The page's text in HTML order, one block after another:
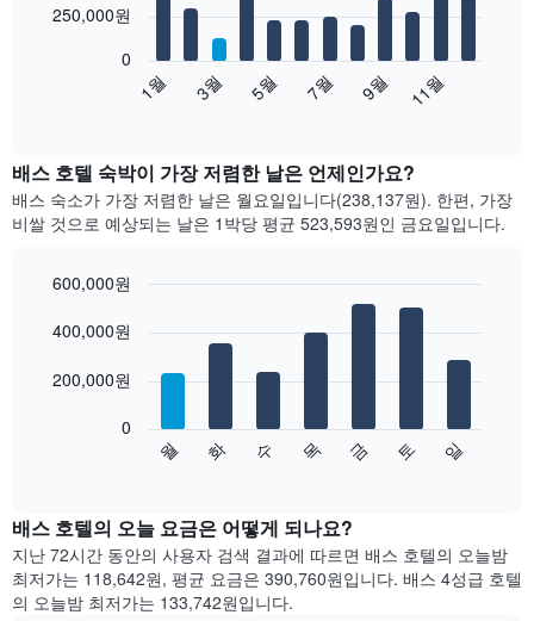
12
는
월
별
객
평
요
을
트
에
는
월
1월 3월 5월 7월 9월 11월
0
250,000원
배스 호텔 숙박이 가장 저렴한 날은 언제인가요?
배스 숙소가 가장 저렴한 날은 월요일입니다(238,137원). 한편, 가장
비쌀 것으로 예상되는 날은 1박당 평균 523,593원​인 금요일입니다.
chart
bars.
는
요
일
별
객
graphic.
월 화 수 목 금 토 일
0
200,000원
400,000원
600,000원
배스 호텔의 오늘 요금은 어떻게 되나요?
지난 72시간 동안의 사용자 검색 결과에 따르면 배스 호텔의 오늘밤
최저가는 118,642원, 평균 요금은 390,760원입니다. 배스 4성급 호텔
의 오늘밤 최저가는 133,742원입니다.